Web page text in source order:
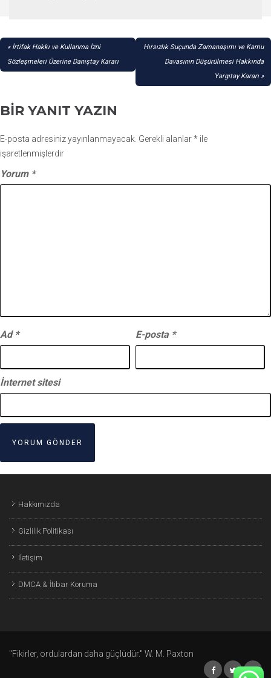
YAZI
GEZINMESI
İrtifak Hakkı ve Kullanma İzni
Sözleşmeleri Üzerine Danıştay Kararı
Hırsızlık Suçunda Zamanaşımı ve Kamu
Davasının Düşürülmesi Hakkında
Yargıtay Kararı
BIR YANIT YAZIN
E-posta adresiniz yayınlanmayacak. Gerekli alanlar* ile
işaretlenmişlerdir
Yorum *
Ad * E-posta *
İnternet sitesi
Hakkımızda
Gizlilik Politikası
İletişim
DMCA & İtibar Koruma
"Fikirler, ordulardan daha güçlüdür." W. M. Paxton